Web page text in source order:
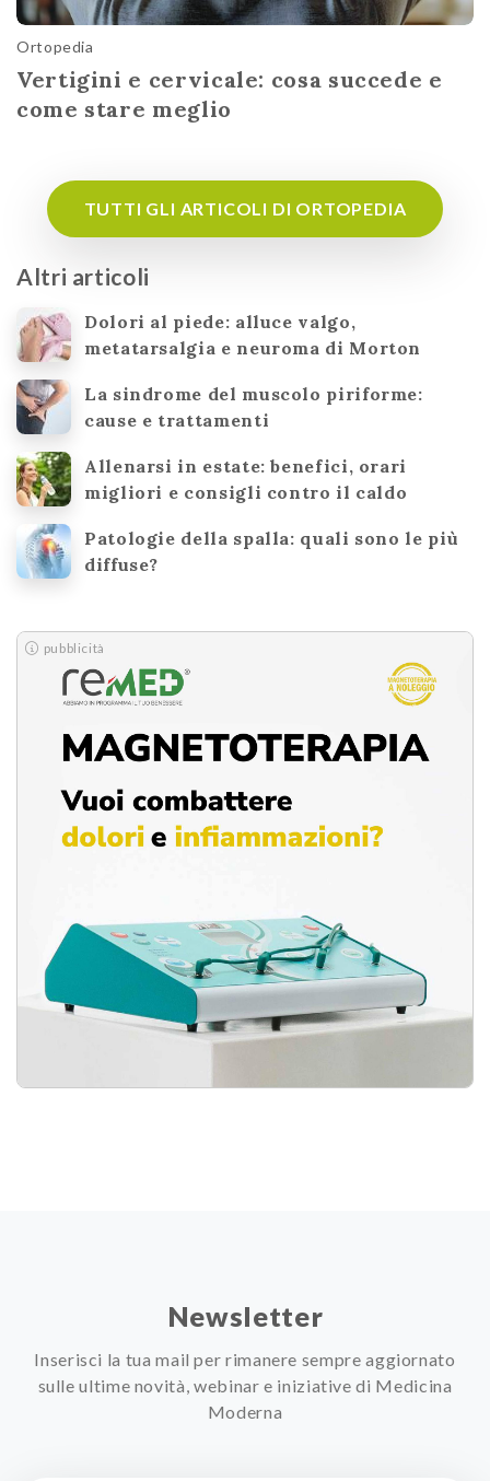
Ortopedia
Vertigini e cervicale: cosa succede e
come stare meglio
TUTTI GLI ARTICOLI DI ORTOPEDIA
Altri articoli
Dolori al piede: alluce valgo,
metatarsalgia e neuroma di Morton
La sindrome del muscolo piriforme:
cause e trattamenti
Allenarsi in estate: benefici, orari
migliori e consigli contro il caldo
Patologie della spalla: quali sono le più
diffuse?
pubblicità
Newsletter
Inserisci la tua mail per rimanere sempre aggiornato
sulle ultime novità, webinar e iniziative di Medicina
Moderna